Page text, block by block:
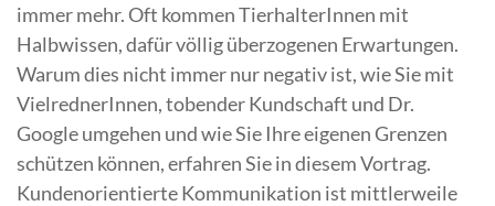
immer mehr. Oft kommen TierhalterInnen mit
Halbwissen, dafür völlig überzogenen Erwartungen.
Warum dies nicht immer nur negativ ist, wie Sie mit
VielrednerInnen, tobender Kundschaft und Dr.
Google umgehen und wie Sie Ihre eigenen Grenzen
schützen können, erfahren Sie in diesem Vortrag.
Kundenorientierte Kommunikation ist mittlerweile